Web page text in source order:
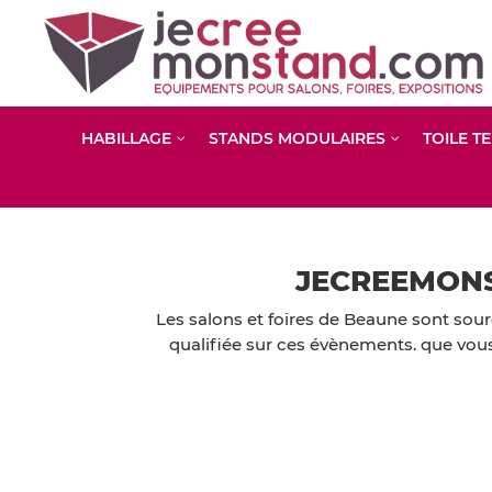
HABILLAGE STANDS MODULAIRES TOILE
Les salons et foires de Beaune sont
qualifiée sur ces évènements. que